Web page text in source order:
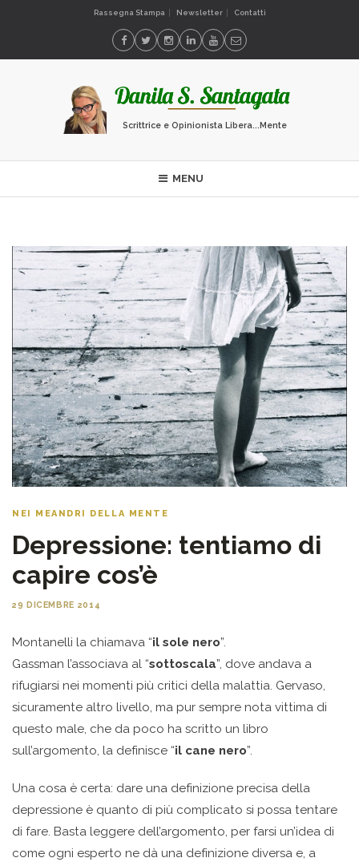
Rassegna Stampa Newsletter Contatti
Scrittrice e Opinionista Libera...Mente
MENU
NEI MEANDRI DELLA MENTE
Depressione: tentiamo di
capire cos’è
29 DICEMBRE 2014
Montanelli la chiamava “il sole nero”.
Gassman l’associava al “sottoscala”, dove andava a
rifugiarsi nei momenti più critici della malattia. Gervaso,
sicuramente altro livello, ma pur sempre nota vittima di
questo male, che da poco ha scritto un libro
sull’argomento, la definisce “il cane nero”.
Una cosa è certa: dare una definizione precisa della
depressione è quanto di più complicato si possa tentare
di fare. Basta leggere dell’argomento, per farsi un’idea di
come ogni esperto ne dà una definizione diversa e, a